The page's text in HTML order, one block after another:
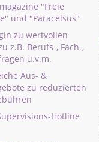
"Freie
und "Paracelsus"
zu wertvollen
z.B. Berufs-, Fach-,
u.v.m.
Aus- &
zu reduzierten
Hotline